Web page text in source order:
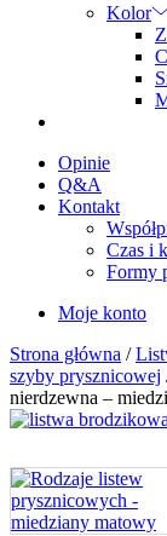
Kolor
Opinie
Q&A
Kontakt
Czas i
Formy
Moje konto
Strona główna /
szyby prysznicowej
nierdzewna –